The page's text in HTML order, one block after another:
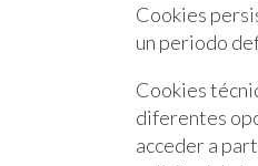
Cookies
un periodo
Cookies
diferentes
acceder a